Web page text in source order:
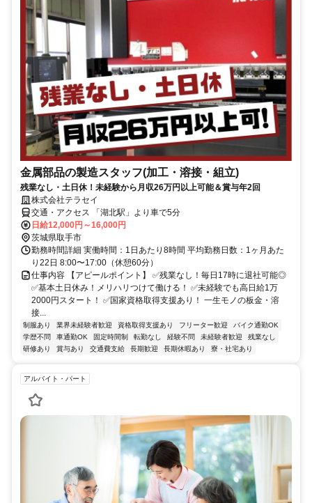
金属部品の製造スタッフ(加工・溶接・組立)
残業なし・土日休！未経験から月収26万円以上可能＆賞与年2回
株式会社テラセイ
交通・アクセス 「湖北駅」より車で5分
日給12,000円～16,000円
茨城県取手市
勤務時間詳細 実働時間：1日あたり8時間 平均勤務日数：1ヶ月あた
り22日 8:00〜17:00（休憩60分）
仕事内容 【アピールポイント】 ✅残業なし！毎日17時に退社可能◎
✅基本土日休み！メリハリつけて働ける！ ✅未経験でも高日給1万
2000円スタート！ ✅国家資格取得支援あり！ 一生モノの板金・溶
接...
制服あり 業界未経験者歓迎 資格取得支援あり フリーター歓迎
バイク通勤OK
学歴不問
車通勤OK 固定時間制 転勤なし 経験不問 未経験者歓迎
残業なし
研修あり
賞与あり 交通費支給 長期歓迎 長期休暇あり 寮・社宅あり
アルバイト・パート